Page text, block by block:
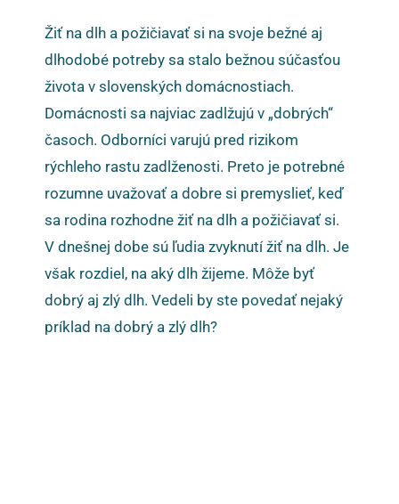
Žiť na dlh a požičiavať si na svoje bežné aj
dlhodobé potreby sa stalo bežnou súčasťou
života v slovenských domácnostiach.
Domácnosti sa najviac zadlžujú v „dobrých“
časoch. Odborníci varujú pred rizikom
rýchleho rastu zadlženosti. Preto je potrebné
rozumne uvažovať a dobre si premyslieť, keď
sa rodina rozhodne žiť na dlh a požičiavať si.
V dnešnej dobe sú ľudia zvyknutí žiť na dlh. Je
však rozdiel, na aký dlh žijeme. Môže byť
dobrý aj zlý dlh. Vedeli by ste povedať nejaký
príklad na dobrý a zlý dlh?